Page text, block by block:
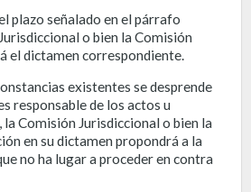
plazo señalado en el párrafo
o bien la Comisión
el dictamen correspondiente.
existentes se desprende
responsable de los actos u
Comisión Jurisdiccional o bien la
en su dictamen propondrá a la
no ha lugar a proceder en contra